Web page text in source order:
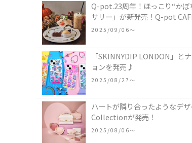
Q-pot.23周年！ほっこり“かぼ
サリー」が新発売！Q-pot
2025/09/06〜
「SKINNYDIP LONDON」と
ョンを発売♪
2025/08/27〜
ハートが隣り合ったようなデ
Collectionが発売！
2025/08/06〜